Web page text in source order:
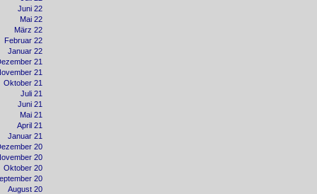
Juni 22
Mai 22
März 22
Februar 22
Januar 22
21
21
Oktober 21
Juli 21
Juni 21
Mai 21
April 21
Januar 21
20
20
Oktober 20
20
August 20